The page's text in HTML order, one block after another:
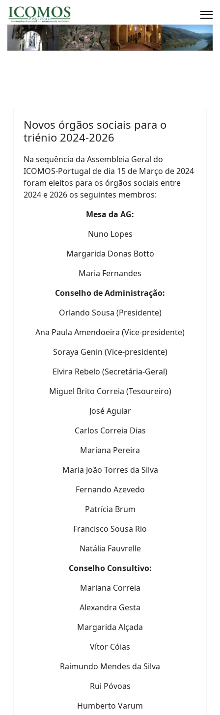
Novos órgãos sociais para o
triénio 2024-2026
Na sequência da Assembleia Geral do
ICOMOS-Portugal dedia 15 de Março de 2024
foram eleitos para os órgãos sociais entre
2024 e 2026 os seguintes membros:
Mesa da AG:
Nuno Lopes
Margarida Donas Botto
Maria Fernandes
Conselho de Administração:
Orlando Sousa (Presidente)
Ana Paula Amendoeira (Vice-presidente)
Soraya Genin (Vice-presidente)
Elvira Rebelo (Secretária-Geral)
Miguel Brito Correia (Tesoureiro)
José Aguiar
Carlos Correia Dias
Mariana Pereira
Maria João Torres da Silva
Fernando Azevedo
Patrícia Brum
Francisco Sousa Rio
Natália Fauvrelle
Conselho Consultivo:
Mariana Correia
Alexandra Gesta
Margarida Alçada
Vítor Cóias
Raimundo Mendes da Silva
Rui Póvoas
Humberto Varum